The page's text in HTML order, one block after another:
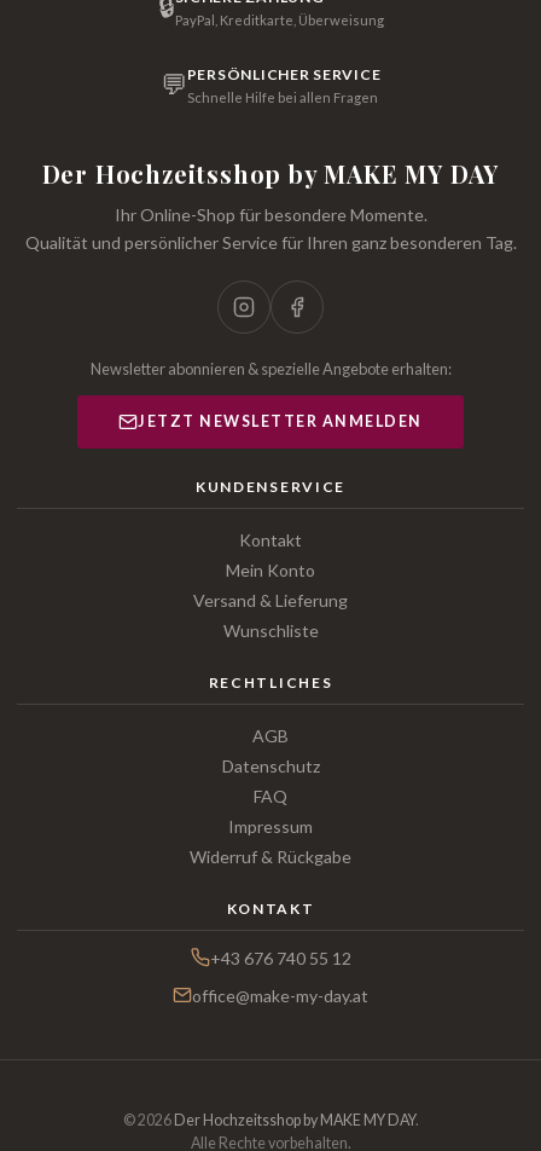
🔒PayPal, Kreditkarte, Überweisung
💬 PERSÖNLICHER SERVICE
Schnelle Hilfe bei allen Fragen
Der Hochzeitsshop by MAKE MY DAY
Ihr Online-Shop für besondere Momente.
Qualität und persönlicher Service für Ihren ganz besonderen Tag.
Newsletter abonnieren & spezielle Angebote erhalten:
JETZT NEWSLETTER ANMELDEN
KUNDENSERVICE
Kontakt
Mein Konto
Versand & Lieferung
Wunschliste
RECHTLICHES
AGB
Datenschutz
FAQ
Impressum
Widerruf & Rückgabe
KONTAKT
+43 676 740 55 12
office@make-my-day.at
© 2026 Der Hochzeitsshop by MAKE MY DAY.
Alle Rechte vorbehalten.